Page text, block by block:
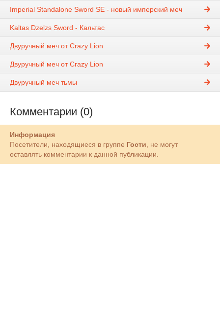
Imperial Standalone Sword SE - новый имперский меч
Kaltas Dzelzs Sword - Кальтас
Двуручный меч от Crazy Lion
Двуручный меч от Crazy Lion
Двуручный меч тьмы
Комментарии (0)
Информация
Посетители, находящиеся в группе Гости, не могут
оставлять комментарии к данной публикации.